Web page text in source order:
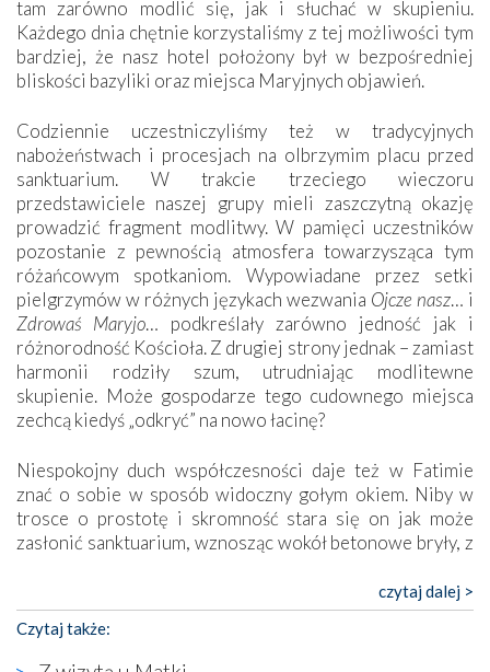
tam zarówno modlić się, jak i słuchać w skupieniu.
Każdego dnia chętnie korzystaliśmy z tej możliwości tym
bardziej, że nasz hotel położony był w bezpośredniej
bliskości bazyliki oraz miejsca Maryjnych objawień.
Codziennie uczestniczyliśmy też w tradycyjnych
nabożeństwach i procesjach na olbrzymim placu przed
sanktuarium. W trakcie trzeciego wieczoru
przedstawiciele naszej grupy mieli zaszczytną okazję
prowadzić fragment modlitwy. W pamięci uczestników
pozostanie z pewnością atmosfera towarzysząca tym
różańcowym spotkaniom. Wypowiadane przez setki
pielgrzymów w różnych językach wezwania Ojcze nasz… i
Zdrowaś Maryjo… podkreślały zarówno jedność jak i
różnorodność Kościoła. Z drugiej strony jednak – zamiast
harmonii rodziły szum, utrudniając modlitewne
skupienie. Może gospodarze tego cudownego miejsca
zechcą kiedyś „odkryć” na nowo łacinę?
Niespokojny duch współczesności daje też w Fatimie
znać o sobie w sposób widoczny gołym okiem. Niby w
trosce o prostotę i skromność stara się on jak może
zasłonić sanktuarium, wznosząc wokół betonowe bryły, z
katolickiego kultu. Tylko co wspólnego z żywą,
autentyczną wiarą mogą mieć płaskie, szare bunkry albo
kaplice, w których Tabernakulum przypomina bardziej
skrzynkę na narzędzia? Albo co powiedzieć o ustawionym
czytaj dalej >
Czytaj także: